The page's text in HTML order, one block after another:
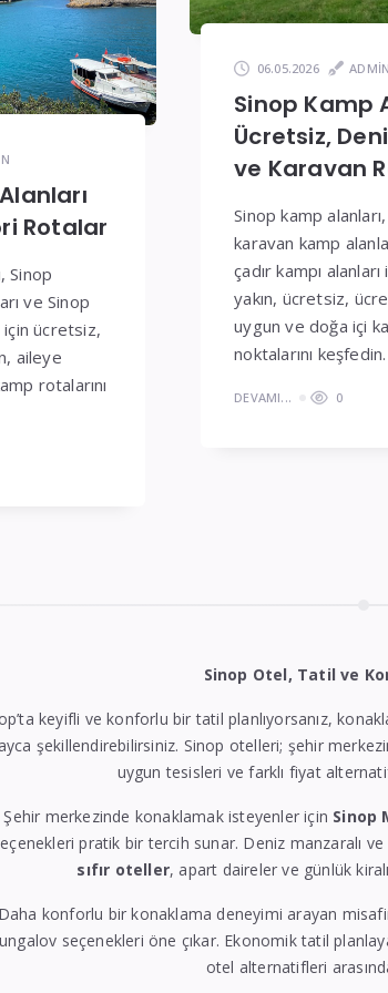
Rotalar
Sinop
ve Sinop
için ücretsiz,
aileye
rotalarını
06.05.2026 ADMIN
Sinop Kamp
Ücretsiz,
ve Karavan
Sinop kamp
karavan kamp
çadır kampı
yakın, ücretsiz,
uygun ve doğa içi
noktalarını keşfedin.
DEVAMI... 0
Sinop Otel, Tatil ve
keyifli ve konforlu bir tatil planlıyorsanız,
şekillendirebilirsiniz. Sinop otelleri; şehir
uygun tesisleri ve farklı fiyat
Şehir merkezinde konaklamak isteyenler için Sinop
pratik bir tercih sunar. Deniz manzaralı
sıfır oteller, apart daireler ve günlük
Daha konforlu bir konaklama deneyimi arayan
seçenekleri öne çıkar. Ekonomik tatil
otel alternatifleri